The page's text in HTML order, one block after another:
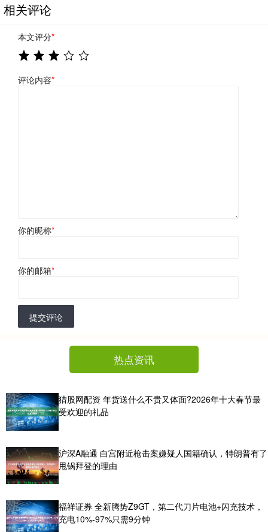
相关评论
本文评分*
评论内容*
你的昵称*
你的邮箱*
提交评论
热点资讯
猎股网配资 年货送什么不贵又体面?2026年十大春节最
受欢迎的礼品
沪深A融通 白宫附近枪击案嫌疑人国籍确认，特朗普有了
甩锅拜登的理由
福祥证券 全新腾势Z9GT，第二代刀片电池+闪充技术，
充电10%-97%只需9分钟